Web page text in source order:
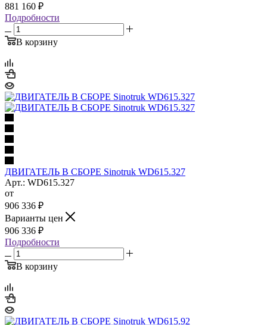
881 160 ₽
Подробности
В корзину
ДВИГАТЕЛЬ В СБОРЕ Sinotruk WD615.327
Арт.: WD615.327
от
906 336 ₽
Варианты цен
906 336 ₽
Подробности
В корзину